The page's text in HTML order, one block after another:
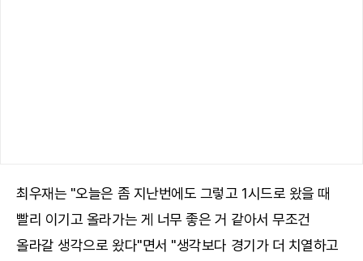
최우재는 "오늘은 좀 지난번에도 그렇고 1시드로 왔을 때
빨리 이기고 올라가는 게 너무 좋은 거 같아서 무조건
올라갈 생각으로 왔다"면서 "생각보다 경기가 더 치열하고